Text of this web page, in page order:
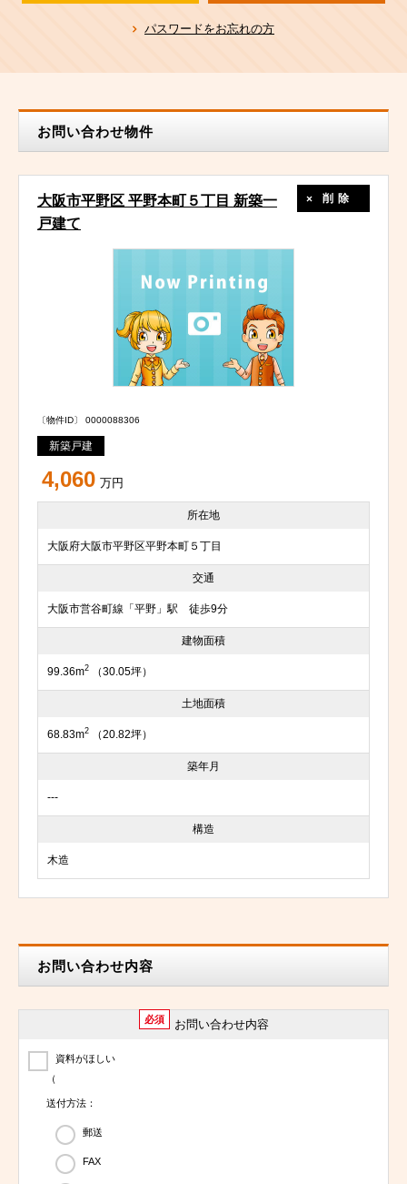
パスワードをお忘れの方
お問い合わせ物件
大阪市平野区 平野本町５丁目 新築一
戸建て
削除
〔物件ID〕 0000088306
新築戸建
4,060 万円
所在地
大阪府大阪市平野区平野本町５丁目
交通
大阪市営谷町線「平野」駅 徒歩9分
建物面積
99.36m2 （30.05坪）
土地面積
68.83m2 （20.82坪）
築年月
---
構造
木造
お問い合わせ内容
必須 お問い合わせ内容
資料がほしい
（
送付方法：
郵送
FAX